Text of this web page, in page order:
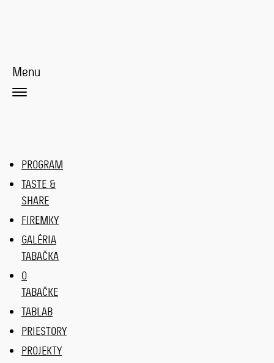
Menu
PROGRAM
TASTE &
SHARE
FIREMKY
GALÉRIA
TABAČKA
O
TABAČKE
TABLAB
PRIESTORY
PROJEKTY